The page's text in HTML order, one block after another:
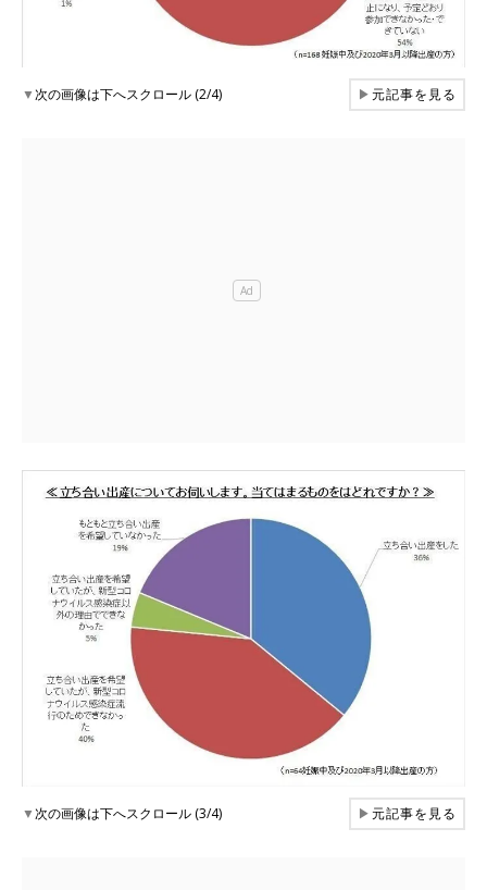
▼次の画像は下へスクロール (2/4) ▶元記事を見る
▼次の画像は下へスクロール (3/4) ▶元記事を見る